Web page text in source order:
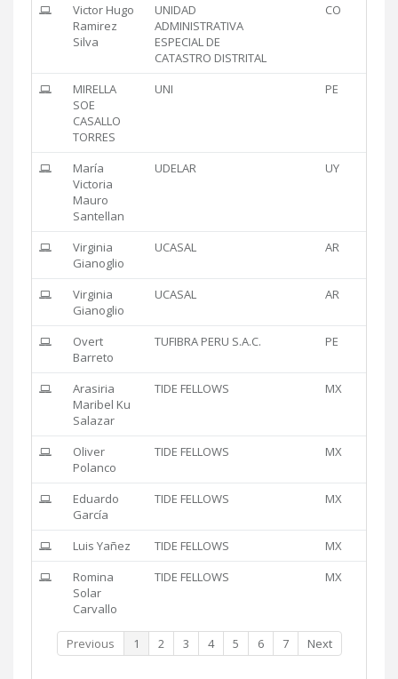
Victor Hugo
Ramirez
Silva
UNIDAD
ADMINISTRATIVA
ESPECIAL DE
CATASTRO DISTRITAL
CO
MIRELLA
SOE
CASALLO
TORRES
UNI PE
María
Victoria
Mauro
Santellan
UDELAR UY
Virginia
Gianoglio
UCASAL AR
Virginia
Gianoglio
UCASAL AR
Overt
Barreto
TUFIBRA PERU S.A.C. PE
Arasiria
Maribel Ku
Salazar
TIDE FELLOWS MX
Oliver
Polanco
TIDE FELLOWS MX
Eduardo
García
TIDE FELLOWS MX
Luis Yañez TIDE FELLOWS
MX
Romina
Solar
Carvallo
TIDE FELLOWS MX
Previous 1 2 3 4 5 6 7 Next